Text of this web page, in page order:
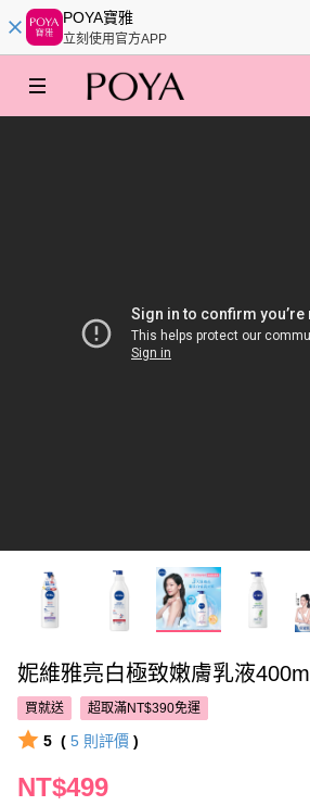
POYA寶雅
立刻使用官方APP
妮維雅亮白極致嫩膚乳液400ml
買就送 超取滿NT$390免運
5 ( 5 則評價 )
NT$499